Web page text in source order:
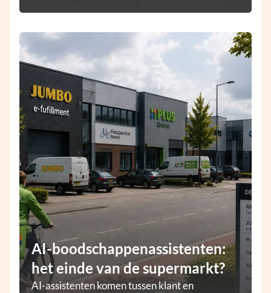
AI-boodschappenassistenten:
het einde van de supermarkt?
AI-assistenten komen tussen klant en